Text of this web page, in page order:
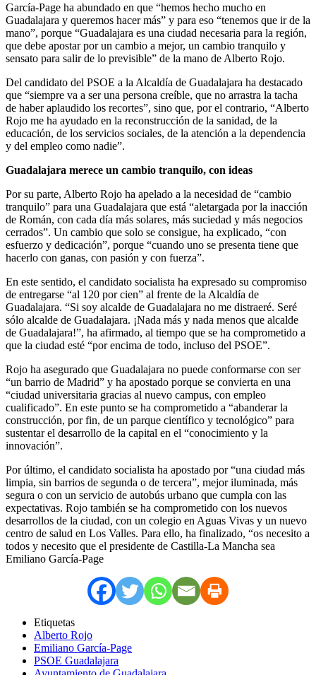
García-Page ha abundado en que “hemos hecho mucho en
Guadalajara y queremos hacer más” y para eso “tenemos que ir de la
mano”, porque “Guadalajara es una ciudad necesaria para la región,
que debe apostar por un cambio a mejor, un cambio tranquilo y
sensato para salir de lo previsible” de la mano de Alberto Rojo.
Del candidato del PSOE a la Alcaldía de Guadalajara ha destacado
que “siempre va a ser una persona creíble, que no arrastra la tacha
de haber aplaudido los recortes”, sino que, por el contrario, “Alberto
Rojo me ha ayudado en la reconstrucción de la sanidad, de la
educación, de los servicios sociales, de la atención a la dependencia
y del empleo como nadie”.
Guadalajara merece un cambio tranquilo, con ideas
Por su parte, Alberto Rojo ha apelado a la necesidad de “cambio
tranquilo” para una Guadalajara que está “aletargada por la inacción
de Román, con cada día más solares, más suciedad y más negocios
cerrados”. Un cambio que solo se consigue, ha explicado, “con
esfuerzo y dedicación”, porque “cuando uno se presenta tiene que
hacerlo con ganas, con pasión y con fuerza”.
En este sentido, el candidato socialista ha expresado su compromiso
de entregarse “al 120 por cien” al frente de la Alcaldía de
Guadalajara. “Si soy alcalde de Guadalajara no me distraeré. Seré
sólo alcalde de Guadalajara. ¡Nada más y nada menos que alcalde
de Guadalajara!”, ha afirmado, al tiempo que se ha comprometido a
que la ciudad esté “por encima de todo, incluso del PSOE”.
Rojo ha asegurado que Guadalajara no puede conformarse con ser
“un barrio de Madrid” y ha apostado porque se convierta en una
“ciudad universitaria gracias al nuevo campus, con empleo
cualificado”. En este punto se ha comprometido a “abanderar la
construcción, por fin, de un parque científico y tecnológico” para
sustentar el desarrollo de la capital en el “conocimiento y la
innovación”.
Por último, el candidato socialista ha apostado por “una ciudad más
limpia, sin barrios de segunda o de tercera”, mejor iluminada, más
segura o con un servicio de autobús urbano que cumpla con las
expectativas. Rojo también se ha comprometido con los nuevos
desarrollos de la ciudad, con un colegio en Aguas Vivas y un nuevo
centro de salud en Los Valles. Para ello, ha finalizado, “os necesito a
todos y necesito que el presidente de Castilla-La Mancha sea
Emiliano García-Page
Etiquetas
Alberto Rojo
Emiliano García-Page
PSOE Guadalajara